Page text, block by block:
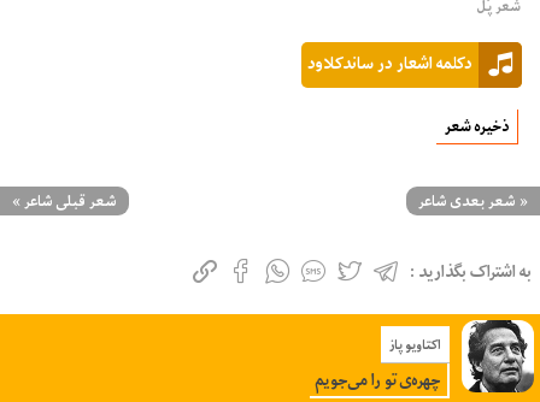
شعر پُل
دکلمه اشعار در ساندکلاود
ذخیره شعر
« شعر بعدی شاعر شعر قبلی شاعر»
به اشتراک بگذارید :
اکتاویو پاز
چهره‌ی تو را می‌جویم